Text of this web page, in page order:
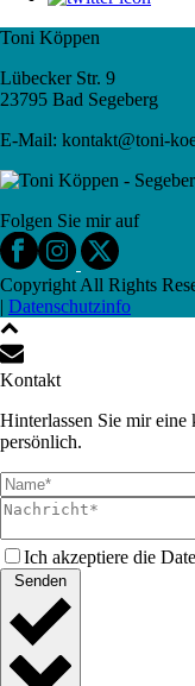
Toni Köppen
Lübecker Str. 9
23795 Bad Segeberg
E-Mail: kontakt@toni-
Folgen Sie mir auf
Copyright All Rights
| Datenschutzinfo
Kontakt
Hinterlassen Sie mir
persönlich.
Ich akzeptiere die
Senden